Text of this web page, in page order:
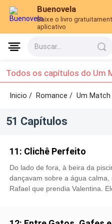
Buenovela
Baixe o livro
aplicativo
Buscar...
Inicio / Romance/Um
51 Capítulos
11: Clichê Perfeito
Do lado de fora, à beira da
dançavam sobre a água
Rafael que prendia Valentina.
suave, como quem não queria
culpa e o carinho. — Eu devia